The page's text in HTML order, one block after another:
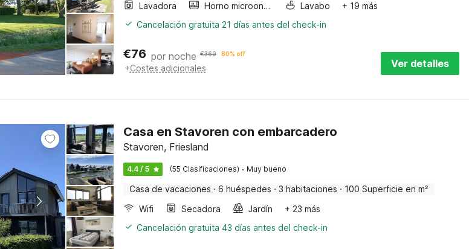
Lavadora
Horno microondas Lavabo
+ 19 más
Cancelación gratuita 21 días antes del check-in
€76 por noche €369 80% off
+Costes adicionales Ver detalles
Casa en Stavoren con embarcadero
Stavoren, Friesland
4.4 / 5 (55 Clasificaciones) · Muy bueno
Casa de vacaciones · 6 huéspedes · 3 habitaciones · 100 Superficie en m²
Wifi
Secadora Jardín
+ 23 más
Cancelación gratuita 43 días antes del check-in